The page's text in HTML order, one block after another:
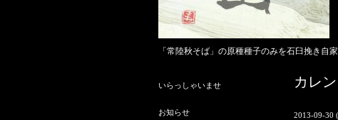
「常陸秋そば」の原種種子のみを石臼挽き自
カレ
2013-09-30
いらっしゃいませ
お知らせ